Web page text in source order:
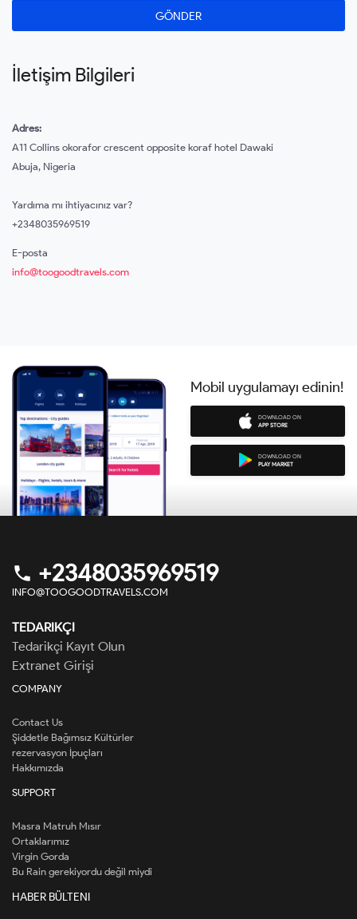
İletişim Bilgileri
Adres:
A11 Collins okorafor crescent opposite koraf hotel Dawaki
Abuja, Nigeria
Yardıma mı ihtiyacınız var?
+2348035969519
E-posta
info@toogoodtravels.com
Mobil uygulamayı edinin!
DOWNLOAD ON
APP STORE
DOWNLOAD ON
PLAY MARKET
phone +2348035969519
INFO@TOOGOODTRAVELS.COM
TEDARIKÇI
Tedarikçi Kayıt Olun
Extranet Girişi
COMPANY
Contact Us
Şiddetle Bağımsız Kültürler
rezervasyon İpuçları
Hakkımızda
SUPPORT
Masra Matruh Mısır
Ortaklarımız
Virgin Gorda
Bu Rain gerekiyordu değil miydi
HABER BÜLTENI